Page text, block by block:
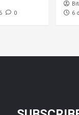
0
6